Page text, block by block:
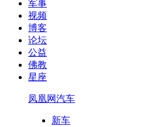
军事
视频
博客
论坛
公益
佛教
星座
凤凰网汽车
新车